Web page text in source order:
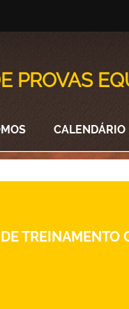
PROVAS
CALENDÁRIO
TREINAMENTO